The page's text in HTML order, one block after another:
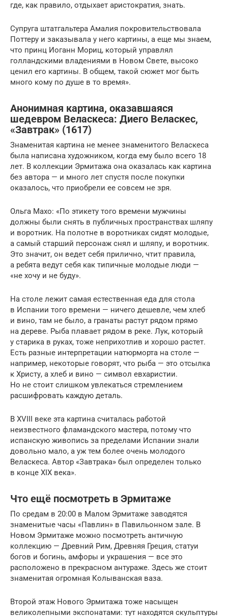
где, как правило, отдыхает аристократия, знать.
Супруга штатгальтера Амалия покровительствовала
Поттеру и заказывала у него картины, а еще мы знаем,
что принц Иоганн Мориц, который управлял
голландскими владениями в Новом Свете, высоко
ценил его картины. В общем, такой сюжет мог быть
много кому по душе в то время».
Анонимная картина, оказавшаяся
шедевром Веласкеса: Диего Веласкес,
«Завтрак» (1617)
Знаменитая картина не менее знаменитого Веласкеса
была написана художником, когда ему было всего 18
лет. В коллекции Эрмитажа она оказалась как картина
без автора — и много лет спустя после покупки
оказалось, что приобрели ее совсем не зря.
Ольга Махо: «По этикету того времени мужчины
должны были снять в публичных пространствах шляпу
и воротник. На полотне в воротниках сидят молодые,
а самый старший персонаж снял и шляпу, и воротник.
Это значит, он ведет себя прилично, чтит правила,
а ребята ведут себя как типичные молодые люди —
«не хочу и не буду».
На столе лежит самая естественная еда для стола
в Испании того времени — ничего дешевле, чем хлеб
и вино, там не было, а гранаты растут рядом прямо
на дереве. Рыба плавает рядом в реке. Лук, который
у старика в руках, тоже неприхотлив и хорошо растет.
Есть разные интерпретации натюрморта на столе —
например, некоторые говорят, что рыба — это отсылка
к Христу, а хлеб и вино — символ евхаристии.
Но не стоит слишком увлекаться стремлением
расшифровать каждую деталь.
В XVIII веке эта картина считалась работой
неизвестного фламандского мастера, потому что
испанскую живопись за пределами Испании знали
довольно мало, а уж тем более очень молодого
Веласкеса. Автор «Завтрака» был определен только
в конце XIX века».
Что ещё посмотреть в Эрмитаже
По средам в 20:00 в Малом Эрмитаже заводятся
знаменитые часы «Павлин» в Павильонном зале. В
Новом Эрмитаже можно посмотреть античную
коллекцию — Древний Рим, Древняя Греция, статуи
богов и богинь, амфоры и украшения — все это
расположено в прекрасном антураже. Здесь же стоит
знаменитая огромная Колыванская ваза.
Второй этаж Нового Эрмитажа тоже насыщен
великолепными экспонатами: тут находятся скульптуры